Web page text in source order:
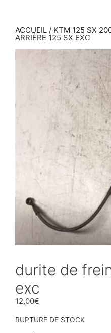
ACCUEIL / KTM 125 SX
ARRIÈRE 125 SX EXC
durite de
exc
12,00€
RUPTURE DE STOCK